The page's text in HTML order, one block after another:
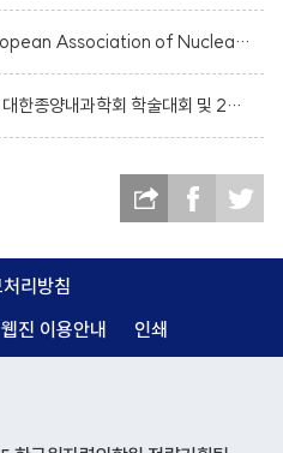
[2025.10.4-8] European Association of Nuclear Medicine Annual Congress in 2025
[2025.9.3-5] 18차 대한종양내과학회 학술대회 및 2025 국제학술대회
리방침
웹진 이용안내 인쇄